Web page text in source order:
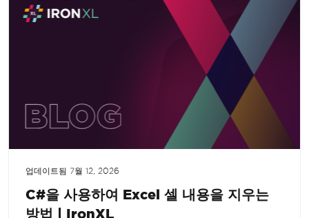
업데이트됨 7월 12, 2026
C#을 사용하여 Excel 셀 내용을 지우는
방법 | IronXL